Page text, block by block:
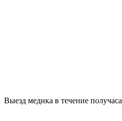
Выезд медика в течение получаса